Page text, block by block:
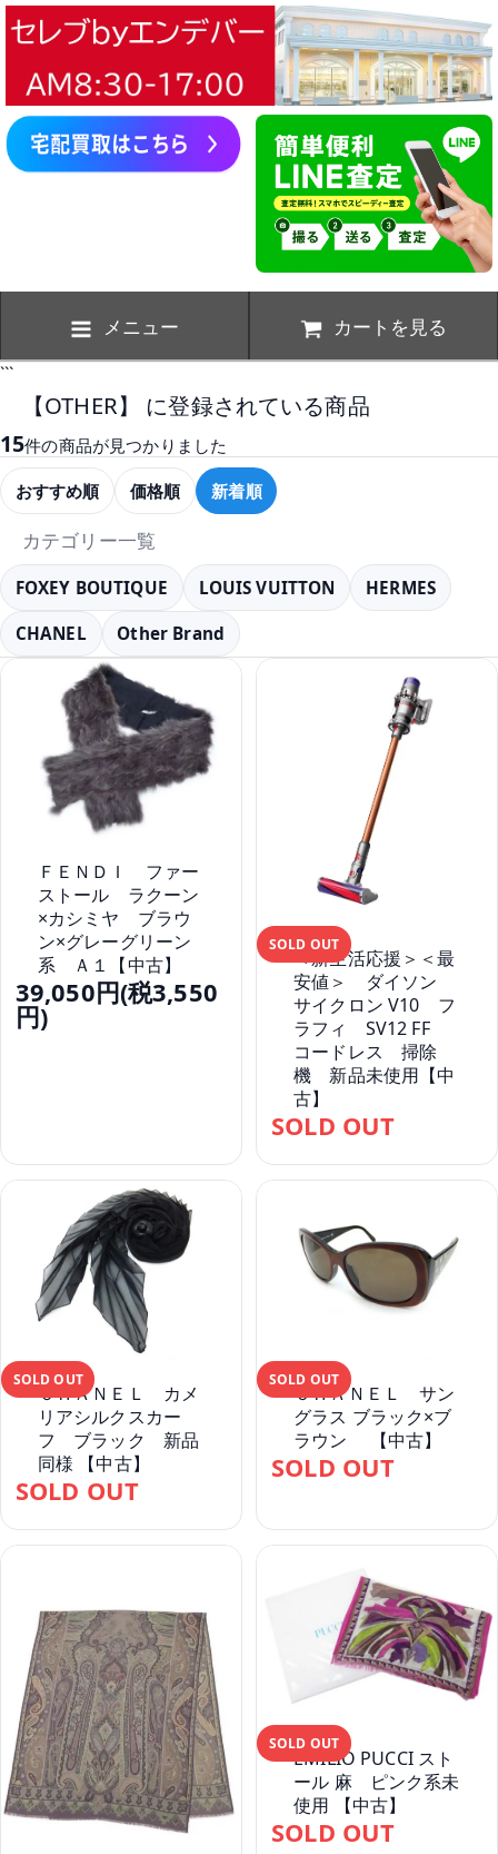
メニュー カートを見る
```
【OTHER】 に登録されている商品
15件の商品が見つかりました
おすすめ順 価格順 新着順
カテゴリー一覧
FOXEY BOUTIQUE LOUIS VUITTON HERMES
CHANEL Other Brand
ＦＥＮＤＩ ファー
ストール ラクーン
×カシミヤ ブラウ
ン×グレーグリーン
系 Ａ１【中古】
39,050円(税3,550
円)
SOLD OUT
＜新生活応援＞＜最
安値＞ ダイソン
サイクロン V10 フ
ラフィ SV12 FF
コードレス 掃除
機 新品未使用【中
古】
SOLD OUT
SOLD OUT
ＣＨＡＮＥＬ カメ
リアシルクスカー
フ ブラック 新品
同様 【中古】
SOLD OUT
SOLD OUT
ＣＨＡＮＥＬ サン
グラス ブラック×ブ
ラウン 【中古】
SOLD OUT
SOLD OUT
EMILIO PUCCI スト
ール 麻 ピンク系未
使用 【中古】
SOLD OUT